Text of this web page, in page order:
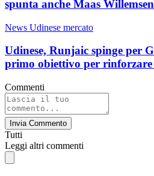
spunta anche Maas Willemsen
News Udinese mercato
Udinese, Runjaic spinge per
primo obiettivo per rinforzare
Commenti
Invia Commento
Tutti
Leggi altri commenti